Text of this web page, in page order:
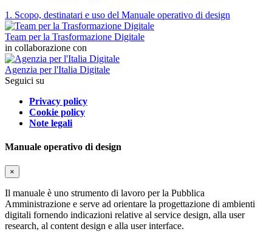
1. Scopo, destinatari e uso del Manuale operativo di design
Team per la Trasformazione Digitale
in collaborazione con
Agenzia per l'Italia Digitale
Seguici su
Privacy policy
Cookie policy
Note legali
Manuale operativo di design
×
Il manuale è uno strumento di lavoro per la Pubblica
Amministrazione e serve ad orientare la progettazione di ambienti
digitali fornendo indicazioni relative al service design, alla user
research, al content design e alla user interface.